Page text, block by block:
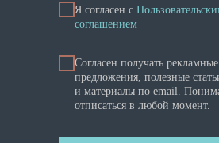
Я cогласен с
соглашением
Согласен получать рекламные
предложения, полезные
и материалы по email.
отписаться в любой момент.